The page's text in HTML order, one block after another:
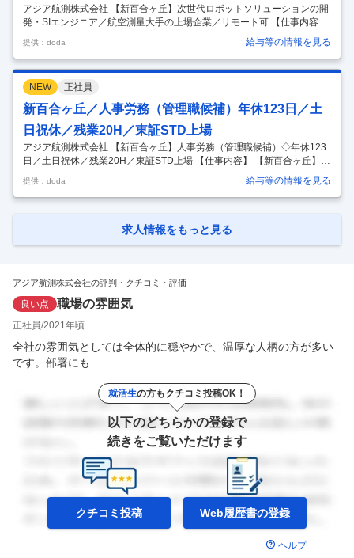
アジア航測株式会社 【新百合ヶ丘】次世代ロボットソリューションの開
発・SIエンジニア／航空測量大手の上場企業／リモート可 【仕事内容】
【新百合ヶ丘】次世代ロボットソリューションの開発・SIエンジニア／
航空測量大手の上場企業／リモート可 【具体的な仕事内容】 【業界随一
の技術を持つ建設コンサルタント／社会インフラマネジメント及び国土
保全コンサルタントを中心とした公共性の高い業務／業界未経験歓迎／
超充実の福利厚生で平均勤続年数15年を誇る「人のアジア」】 ■業務概
要： アジア航測は「空からの測量」を基盤技術とする会社です。測量デ
ータを元に国土強靭化、社会インフラの整備・管理など、公共性の高い
サー…
提供：doda 給与等の情報を見る
NEW 正社員
新百合ヶ丘／人事労務（管理職候補）年休123日／土
日祝休／残業20H／東証STD上場
アジア航測株式会社 【新百合ヶ丘】人事労務（管理職候補）◇年休123
日／土日祝休／残業20H／東証STD上場 【仕事内容】 【新百合ヶ丘】人
事労務（管理職候補）◇年休123日／土日祝休／残業20H／東証STD上
場 【具体的な仕事内容】 ～異業界出身者歓迎『空間情報コンサルタン
ト』とし【国土保全】や【社会インフラ】を守る公共性の高い事業業界
続年数15年◎～ ■業務内容： 当社の労務部門における管理職候補とし
提供：doda 給与等の情報を見る
求人情報をもっと見る
アジア航測株式会社の評判・クチコミ・評価
良い点 職場の雰囲気
正社員 2021年頃
全社の雰囲気としては全体的に穏やかで、温厚な人柄の方が多い
です。部署にも...
就活生の方もクチコミ投稿OK！
以下のどちらかの登録で
続きをご覧いただけます
クチコミ投稿 Web履歴書の登録
ヘルプ